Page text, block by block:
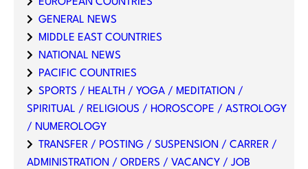
GENERAL NEWS
MIDDLE EAST COUNTRIES
NATIONAL NEWS
PACIFIC COUNTRIES
SPORTS / HEALTH / YOGA / MEDITATION /
SPIRITUAL / RELIGIOUS / HOROSCOPE / ASTROLOGY
/ NUMEROLOGY
TRANSFER / POSTING / SUSPENSION / CARRER /
ADMINISTRATION / ORDERS / VACANCY / JOB